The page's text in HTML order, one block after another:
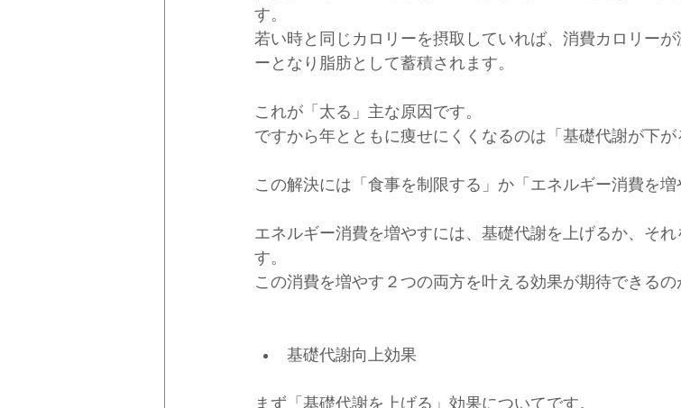
す。
若い時と同じカロリーを摂取していれば、消費カロリー
ーとなり脂肪として蓄積されます。
これが「太る」主な原因です。
ですから年とともに痩せにくくなるのは「基礎代謝が下が
この解決には「食事を制限する」か「エネルギー消費を増
エネルギー消費を増やすには、基礎代謝を上げるか、そ
す。
この消費を増やす２つの両方を叶える効果が期待できるの
基礎代謝向上効果
まず「基礎代謝を上げる」効果についてです。